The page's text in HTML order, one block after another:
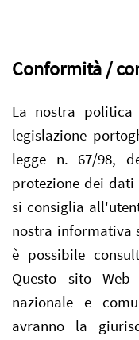
Conformità /
La nostra
legislazione
legge n. 67/98,
protezione dei
si consiglia
nostra informativa
è possibile
Questo sito
nazionale e
avranno la